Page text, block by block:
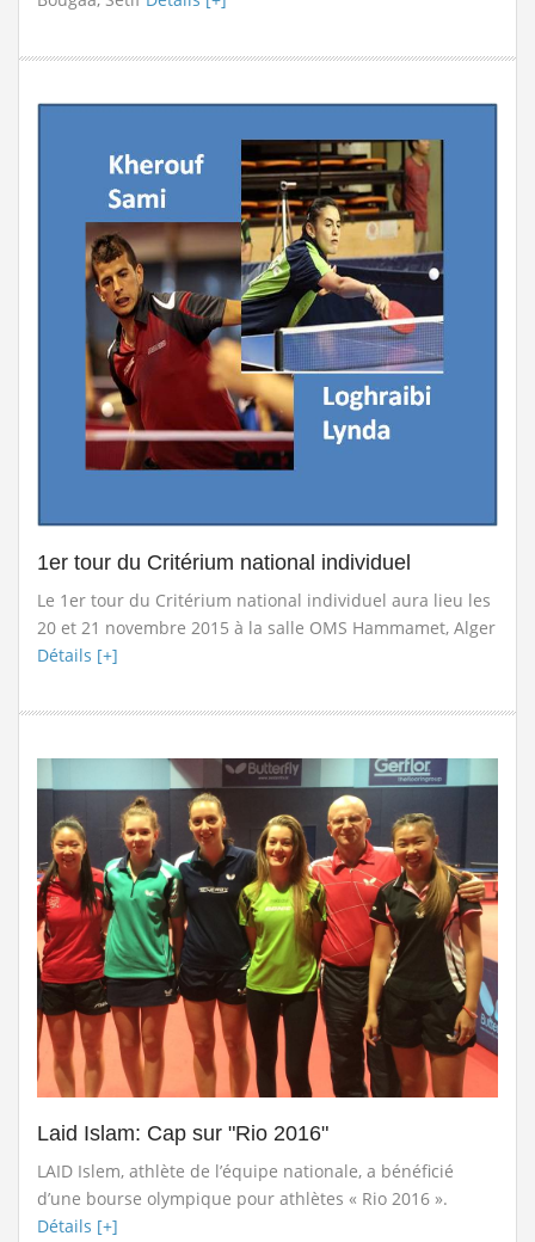
1er tour du Critérium national individuel
Le 1er tour du Critérium national individuel aura lieu les
20 et 21 novembre 2015 à la salle OMS Hammamet, Alger
Détails [+]
Laid Islam: Cap sur "Rio 2016"
LAID Islem, athlète de l’équipe nationale, a bénéficié
d’une bourse olympique pour athlètes « Rio 2016 ».
Détails [+]